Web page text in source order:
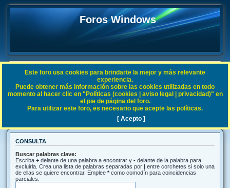
Foros Windows
FAQ
Índice general Buscar
Buscar
CONSULTA
Buscar palabras clave:
Escriba + delante de una palabra a encontrar y - delante de la palabra para
excluirla. Crea una lista de palabras separadas por | entre corchetes si solo una
de ellas se quiere encontrar. Emplee * como comodín para coincidencias
parciales.
Este foro usa cookies para brindarte la mejor y más relevante
experiencia.
Puede obtener más información sobre las cookies utilizadas en todo
momento al hacer clic en "Políticas (cookies | aviso legal | privacidad)" en
el pie de página del foro.
Para utilizar este foro, es necesario que acepte las políticas.
[ Acepto ]